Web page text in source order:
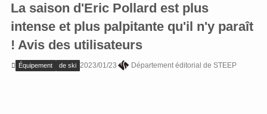
La saison d'Eric Pollard est plus
intense et plus palpitante qu'il n'y paraît
! Avis des utilisateurs
Équipement de ski 2023/01/23 Département éditorial de STEEP